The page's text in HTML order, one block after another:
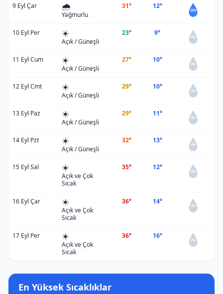
9 Eyl Çar 🌧️
Yağmurlu
31° 12°
55%
10 Eyl Per ☀️
Açık / Güneşli
23° 9°
0%
11 Eyl Cum ☀️
Açık / Güneşli
27° 10°
0%
12 Eyl Cmt ☀️
Açık / Güneşli
29° 10°
0%
13 Eyl Paz ☀️
Açık / Güneşli
29° 11°
0%
14 Eyl Pzt ☀️
Açık / Güneşli
32° 13°
0%
15 Eyl Sal ☀️
Açık ve Çok
Sıcak
35° 12°
0%
16 Eyl Çar ☀️
Açık ve Çok
Sıcak
36° 14°
0%
17 Eyl Per ☀️
Açık ve Çok
Sıcak
36° 16°
0%
En Yüksek Sıcaklıklar